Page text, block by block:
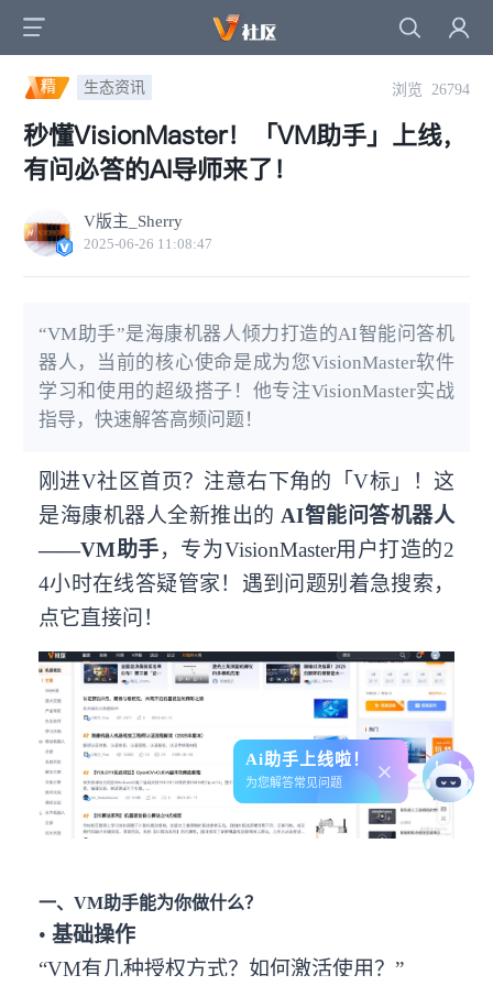
Ai助手上线啦！
为您解答常见问题
精 生态资讯 浏览 26794
秒懂VisionMaster！「VM助手」上线，
有问必答的AI导师来了！
V版主_Sherry
2025-06-26 11:08:47
“VM助手”是海康机器人倾力打造的AI智能问答机
器人，当前的核心使命是成为您VisionMaster软件
学习和使用的超级搭子！他专注VisionMaster实战
指导，快速解答高频问题！
刚进V社区首页？注意右下角的「V标」！这
是海康机器人全新推出的 AI智能问答机器人
——VM助手，专为VisionMaster用户打造的2
4小时在线答疑管家！遇到问题别着急搜索，
点它直接问！
一、VM助手能为你做什么？
• 基础操作
“VM有几种授权方式？如何激活使用？”